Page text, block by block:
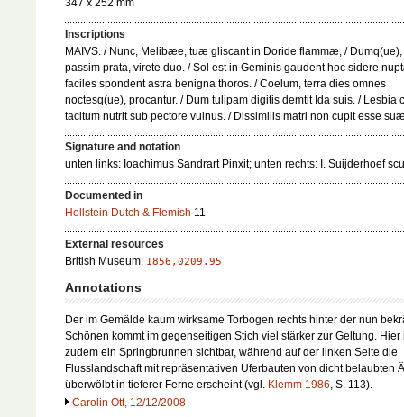
347 x 252 mm
Inscriptions
MAIVS. / Nunc, Melibæe, tuæ gliscant in Doride flammæ, / Dumq(ue),
passim prata, virete duo. / Sol est in Geminis gaudent hoc sidere
faciles spondent astra benigna thoros. / Coelum, terra dies omnes
noctesq(ue), procantur. / Dum tulipam digitis demtit Ida suis. / Lesbia
tacitum nutrit sub pectore vulnus. / Dissimilis matri non cupit esse
Signature and notation
unten links: Ioachimus Sandrart Pinxit; unten rechts: I. Suijderhoef
Documented in
Hollstein Dutch & Flemish 11
External resources
British Museum: 1856,0209.95
Annotations
Der im Gemälde kaum wirksame Torbogen rechts hinter der nun
Schönen kommt im gegenseitigen Stich viel stärker zur Geltung. Hier
zudem ein Springbrunnen sichtbar, während auf der linken Seite die
Flusslandschaft mit repräsentativen Uferbauten von dicht belaubten
überwölbt in tieferer Ferne erscheint (vgl. Klemm 1986 , S. 113).
Carolin Ott, 12/12/2008